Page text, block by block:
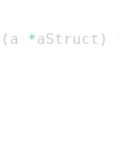
( a *aStruct )
*